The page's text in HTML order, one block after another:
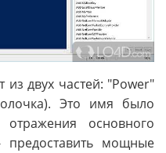
из двух частей: "Power"
Это имя было
основного
предоставить мощные